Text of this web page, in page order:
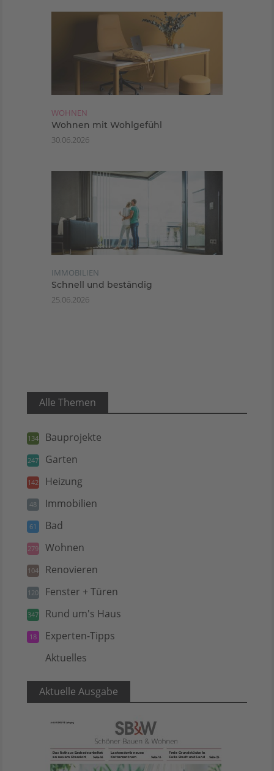
WOHNEN
Wohnen mit Wohlgefühl
30.06.2026
IMMOBILIEN
Schnell und beständig
25.06.2026
Alle Themen
134 Bauprojekte
247 Garten
142 Heizung
48 Immobilien
61 Bad
279 Wohnen
104 Renovieren
120 Fenster + Türen
347 Rund um's Haus
18 Experten-Tipps
Aktuelles
Aktuelle Ausgabe